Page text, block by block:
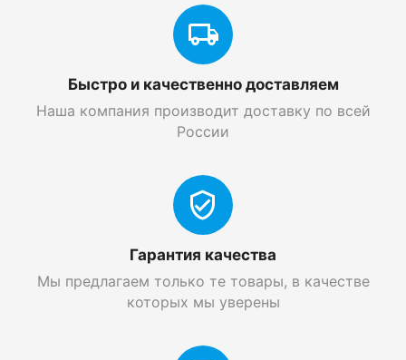
Быстро и качественно доставляем
Наша компания производит доставку по всей
России
Гарантия качества
Мы предлагаем только те товары, в качестве
которых мы уверены